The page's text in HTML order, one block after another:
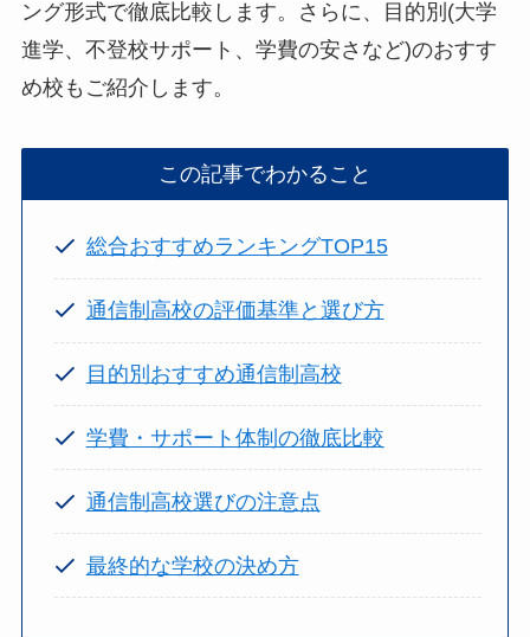
ング形式で徹底比較します。さらに、目的別(大学
進学、不登校サポート、学費の安さなど)のおすす
め校もご紹介します。
この記事でわかること
総合おすすめランキングTOP15
通信制高校の評価基準と選び方
目的別おすすめ通信制高校
学費・サポート体制の徹底比較
通信制高校選びの注意点
最終的な学校の決め方